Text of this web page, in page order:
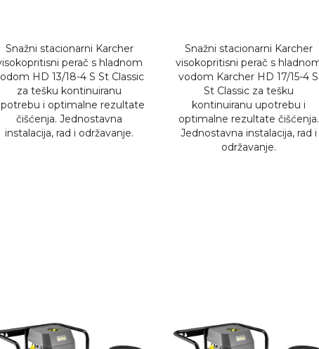
Snažni stacionarni Karcher
perač s hladnom
HD 13/18-4 S St Classic
za tešku kontinuiranu
i optimalne rezultate
čišćenja. Jednostavna
instalacija, rad i održavanje.
Snažni stacionarni Karcher
visokopritisni perač s
vodom Karcher HD 17/15-4 S
St Classic za tešku
kontinuiranu upotrebu i
optimalne rezultate čišćenja.
Jednostavna instalacija, rad i
održavanje.